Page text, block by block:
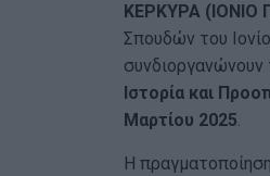
ΚΕΡΚΥΡΑ (ΙΟΝΙΟ
Σπουδών του
συνδιοργανώνουν
Ιστορία και
Μαρτίου 2025.
Η